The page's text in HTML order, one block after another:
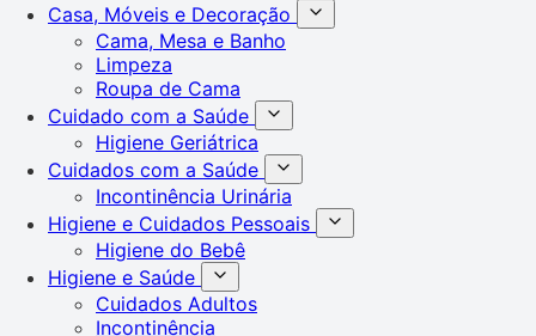
Casa, Móveis e Decoração
Cama, Mesa e Banho
Limpeza
Roupa de Cama
Cuidado com a Saúde
Higiene Geriátrica
Cuidados com a Saúde
Incontinência Urinária
Higiene e Cuidados Pessoais
Higiene do Bebê
Higiene e Saúde
Cuidados Adultos
Incontinência